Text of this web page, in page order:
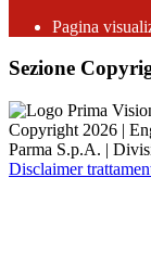
Pagina
Sezione
Copyright 2026 |
Parma S.p.A. |
Disclaimer